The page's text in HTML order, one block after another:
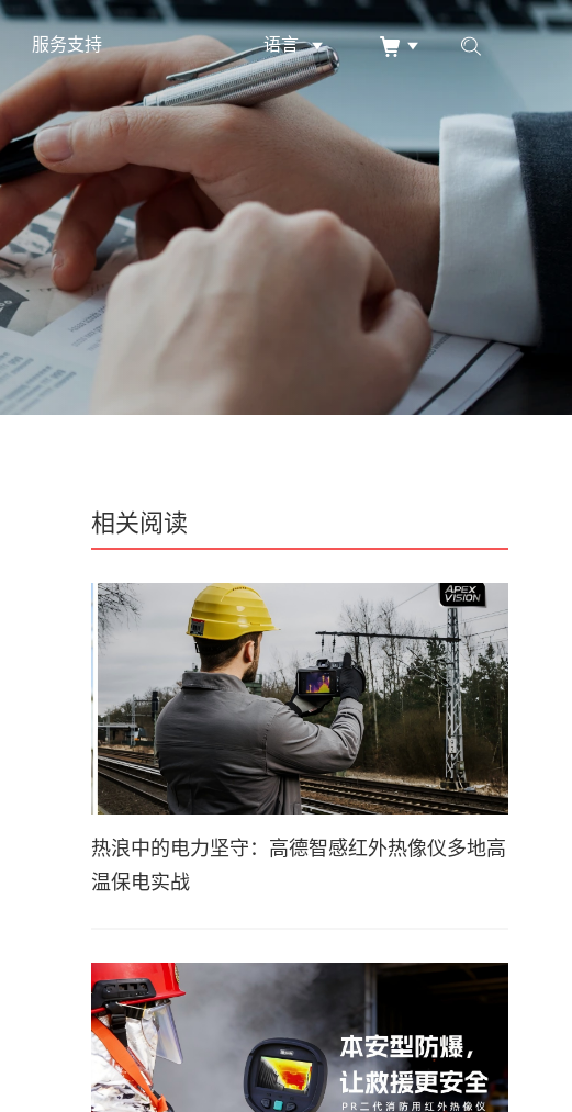
服务支持 语言
相关阅读
热浪中的电力坚守：高德智感红外热像仪多地高
温保电实战